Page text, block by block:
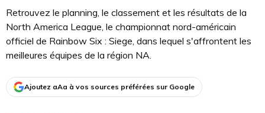
Retrouvez le planning, le classement et les résultats de la
North America League, le championnat nord-américain
officiel de Rainbow Six : Siege, dans lequel s'affrontent les
meilleures équipes de la région NA.
Ajoutez aAa à vos sources préférées sur Google